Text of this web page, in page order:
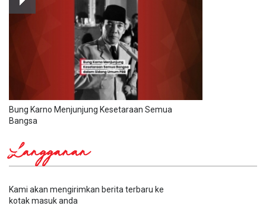
Bung Karno Menjunjung Kesetaraan Semua
Bangsa
Langganan
Kami akan mengirimkan berita terbaru ke
kotak masuk anda